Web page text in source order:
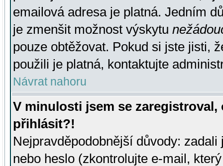
emailová adresa je platná. Jedním
je zmenšit možnost výskytu
pouze obtěžovat. Pokud si jste jisti,
použili je platná, kontaktujte
Návrat nahoru
V minulosti jsem se
přihlásit?!
Nejpravděpodobnější důvody:
nebo heslo (zkontrolujte e-mail,